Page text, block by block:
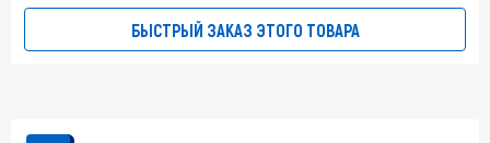
БЫСТРЫЙ ЗАКАЗ ЭТОГО ТОВАРА